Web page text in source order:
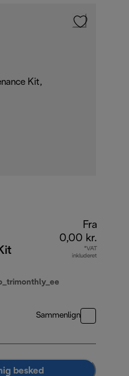
Fra
0,00 kr.
*VAT
inkluderet
Sammenlign
besked